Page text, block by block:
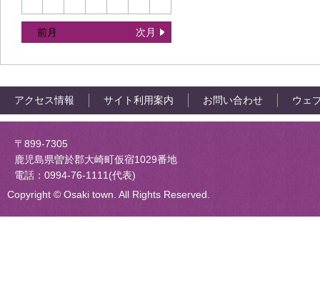
前月 次月
アクセス情報 サイト利用案内 お問い合わせ ウェ
大崎町役場
〒899-7305
鹿児島県曽於郡大崎町仮宿1029番地
電話：0994-76-1111(代表)
Copyright © Osaki town. All Rights Reserved.